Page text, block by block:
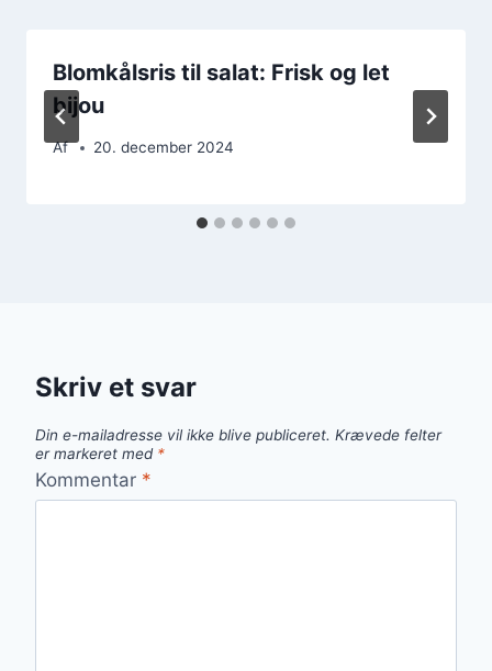
Blomkålsris til salat: Frisk og let
bijou
Af 20. december 2024
Skriv et svar
Din e-mailadresse vil ikke blive publiceret. Krævede felter
er markeret med *
Kommentar *